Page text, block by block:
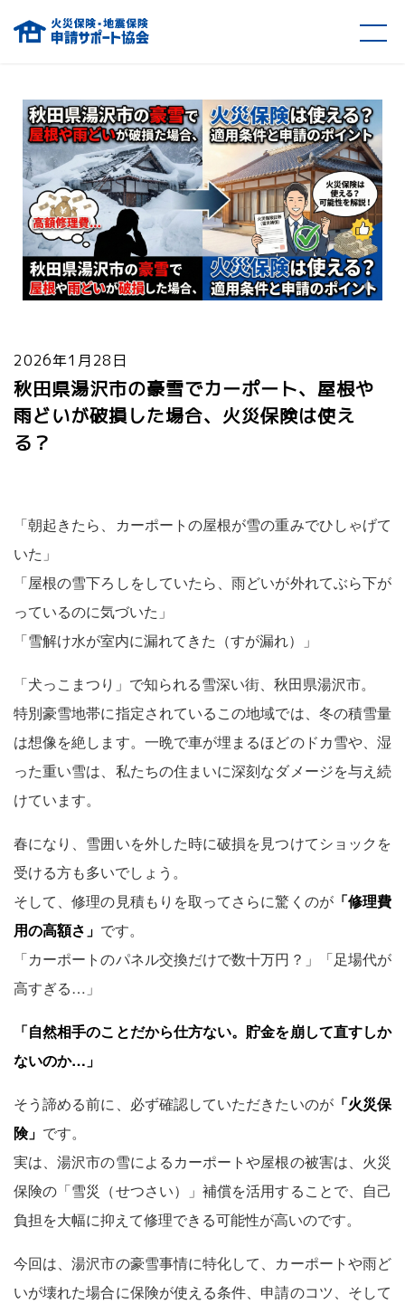
火災保険・地震保険の申請サポート
2026年1月28日
秋田県湯沢市の豪雪でカーポート、屋根や
雨どいが破損した場合、火災保険は使え
る？
「朝起きたら、カーポートの屋根が雪の重みでひしゃげて
いた」
「屋根の雪下ろしをしていたら、雨どいが外れてぶら下が
っているのに気づいた」
「雪解け水が室内に漏れてきた（すが漏れ）」
「犬っこまつり」で知られる雪深い街、秋田県湯沢市。
特別豪雪地帯に指定されているこの地域では、冬の積雪量
は想像を絶します。一晩で車が埋まるほどのドカ雪や、湿
った重い雪は、私たちの住まいに深刻なダメージを与え続
けています。
春になり、雪囲いを外した時に破損を見つけてショックを
受ける方も多いでしょう。
そして、修理の見積もりを取ってさらに驚くのが「修理費
用の高額さ」 です。
「カーポートのパネル交換だけで数十万円？」「足場代が
高すぎる…」
「自然相手のことだから仕方ない。貯金を崩して直すしか
ないのか…」
そう諦める前に、必ず確認していただきたいのが「火災保
険」 です。
実は、湯沢市の雪によるカーポートや屋根の被害は、火災
保険の「雪災（せつさい）」補償を活用することで、自己
負担を大幅に抑えて修理できる可能性が高いのです。
今回は、湯沢市の豪雪事情に特化して、カーポートや雨ど
いが壊れた場合に保険が使える条件、申請のコツ、そして